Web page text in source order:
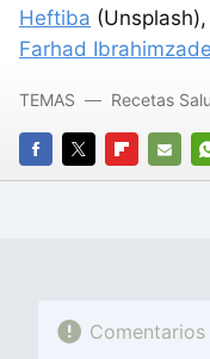
Heftiba (Unsplash),
Farhad Ibrahimzade
FACEBOOK
TWITTERFLIPBOARD
E-
TEMAS Recetas